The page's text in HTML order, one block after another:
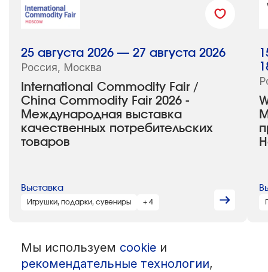
International Commodity Fair /
China Commodity Fair 2026 -
Международная выставка
качественных потребительских
товаров
25 августа 2026 — 27 августа 2026
Россия, Москва
Выставка
Игрушки, подарки, сувениры + 4
© 1992 — 2026 ООО «НЕГУС ЭКСПО Интернэшнл»
Все права защищены. Использование материалов возможно только
со ссылкой на источник.
Мы используем cookieи
рекомендательные технологии,